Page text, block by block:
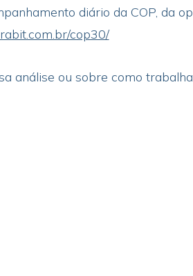
diário da COP, da
cop30/
análise ou sobre como